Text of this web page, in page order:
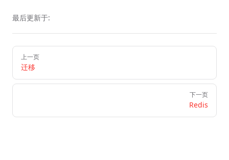
最后更新于:
Pager
上一页
迁移
下一页
Redis